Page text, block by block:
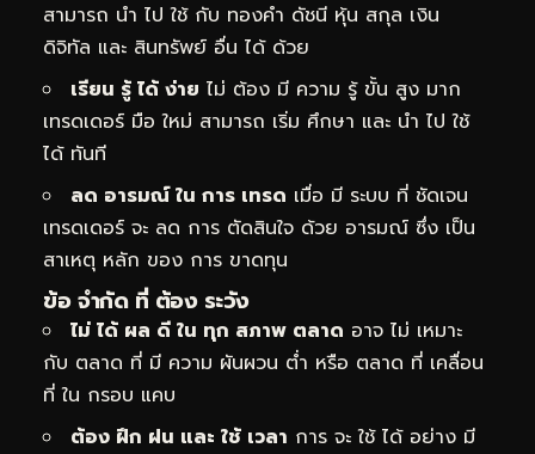
สามารถ นำ ไป ใช้ กับ ทองคำ ดัชนี หุ้น สกุล เงิน
ดิจิทัล และ สินทรัพย์ อื่น ได้ ด้วย
เรียน รู้ ได้ ง่าย ไม่ ต้อง มี ความ รู้ ขั้น สูง มาก
เทรดเดอร์ มือ ใหม่ สามารถ เริ่ม ศึกษา และ นำ ไป ใช้
ได้ ทันที
ลด อารมณ์ ใน การ เทรด เมื่อ มี ระบบ ที่ ชัดเจน
เทรดเดอร์ จะ ลด การ ตัดสินใจ ด้วย อารมณ์ ซึ่ง เป็น
สาเหตุ หลัก ของ การ ขาดทุน
ข้อ จำกัด ที่ ต้อง ระวัง
ไม่ ได้ ผล ดี ใน ทุก สภาพ ตลาด อาจ ไม่ เหมาะ
กับ ตลาด ที่ มี ความ ผันผวน ต่ำ หรือ ตลาด ที่ เคลื่อน
ที่ ใน กรอบ แคบ
ต้อง ฝึก ฝน และ ใช้ เวลา การ จะ ใช้ ได้ อย่าง มี